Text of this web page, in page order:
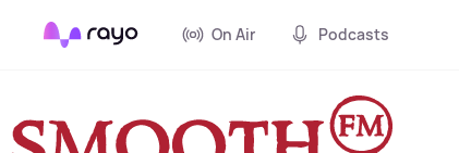
On Air Podcasts